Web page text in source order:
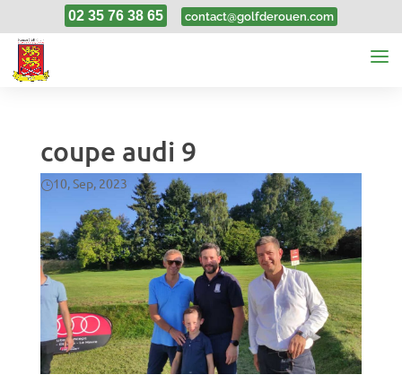
02 35 76 38 65 contact@golfderouen.com
coupe audi 9
10, Sep, 2023